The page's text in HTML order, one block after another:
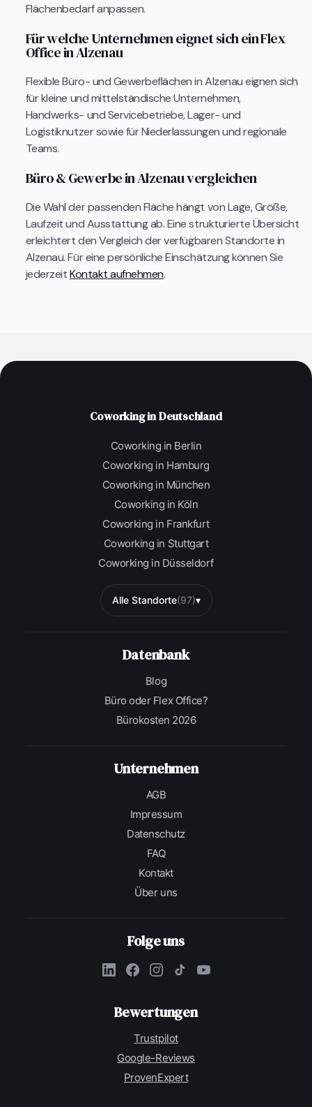
Flächenbedarf anpassen.
Für welche Unternehmen eignet sich ein Flex
Office in Alzenau
Flexible Büro- und Gewerbeflächen in Alzenau eignen sich
für kleine und mittelständische Unternehmen,
Handwerks- und Servicebetriebe, Lager- und
Logistiknutzer sowie für Niederlassungen und regionale
Teams.
Büro & Gewerbe in Alzenau vergleichen
Die Wahl der passenden Fläche hängt von Lage, Größe,
Laufzeit und Ausstattung ab. Eine strukturierte Übersicht
erleichtert den Vergleich der verfügbaren Standorte in
Alzenau. Für eine persönliche Einschätzung können Sie
jederzeitKontakt aufnehmen.
Coworking in Deutschland
Coworking in Berlin
Coworking in Hamburg
Coworking in München
Coworking in Köln
Coworking in Frankfurt
Coworking in Stuttgart
Coworking in Düsseldorf
Alle Standorte(97)▾
Datenbank
Blog
Büro oder Flex Office?
Bürokosten 2026
Unternehmen
AGB
Impressum
Datenschutz
FAQ
Kontakt
Über uns
Folge uns
Bewertungen
Trustpilot
Google-Reviews
ProvenExpert